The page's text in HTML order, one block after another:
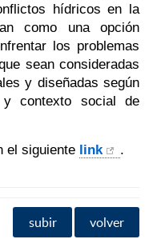
hídricos en la
como una opción
los problemas
sean consideradas
y diseñadas según
y contexto social de
el siguiente link .
subir volver